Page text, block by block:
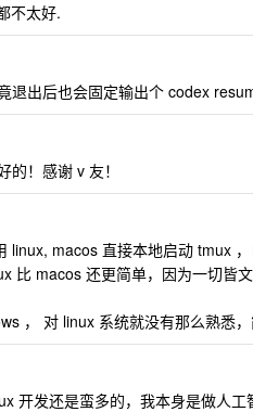
不太好.
退出后也会固定输出个 codex
的！感谢 v 友！
linux, macos 直接本地启动 tmux
比 macos 还更简单，因为一切皆
， 对 linux 系统就没有那么熟悉
开发还是蛮多的，我本身是做人